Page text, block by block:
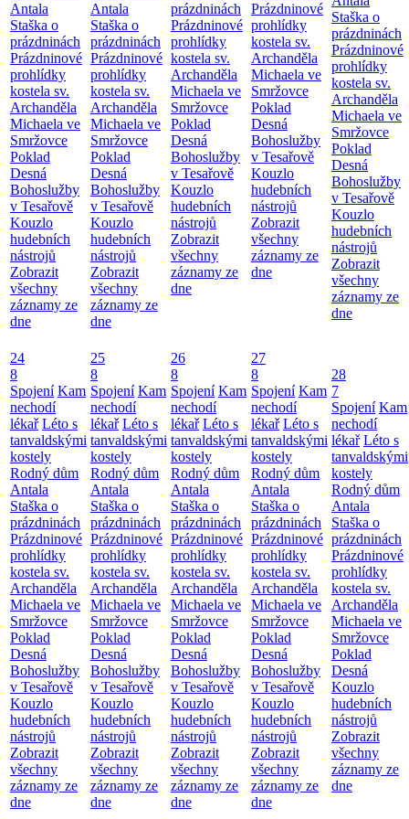
Antala
Staška o
prázdninách
Prázdninové
prohlídky
kostela sv.
Archanděla
Michaela ve
Smržovce
Poklad
Desná
Bohoslužby
v Tesařově
Kouzlo
hudebních
nástrojů
Zobrazit
všechny
záznamy ze
dne
Antala
Staška o
prázdninách
Prázdninové
prohlídky
kostela sv.
Archanděla
Michaela ve
Smržovce
Poklad
Desná
Bohoslužby
v Tesařově
Kouzlo
hudebních
nástrojů
Zobrazit
všechny
záznamy ze
dne
prázdninách
Prázdninové
prohlídky
kostela sv.
Archanděla
Michaela ve
Smržovce
Poklad
Desná
Bohoslužby
v Tesařově
Kouzlo
hudebních
nástrojů
Zobrazit
všechny
záznamy ze
dne
Prázdninové
prohlídky
kostela sv.
Archanděla
Michaela ve
Smržovce
Poklad
Desná
Bohoslužby
v Tesařově
Kouzlo
hudebních
nástrojů
Zobrazit
všechny
záznamy ze
dne
Staška o
prázdninách
Prázdninové
prohlídky
kostela sv.
Archanděla
Michaela ve
Smržovce
Poklad
Desná
Bohoslužby
v Tesařově
Kouzlo
hudebních
nástrojů
Zobrazit
všechny
záznamy ze
dne
24
8
Spojení Kam
nechodí
lékař Léto s
tanvaldskými
kostely
Rodný dům
Antala
Staška o
prázdninách
Prázdninové
prohlídky
kostela sv.
Archanděla
Michaela ve
Smržovce
Poklad
Desná
Bohoslužby
v Tesařově
Kouzlo
hudebních
nástrojů
Zobrazit
všechny
záznamy ze
dne
25
8
Spojení Kam
nechodí
lékař Léto s
tanvaldskými
kostely
Rodný dům
Antala
Staška o
prázdninách
Prázdninové
prohlídky
kostela sv.
Archanděla
Michaela ve
Smržovce
Poklad
Desná
Bohoslužby
v Tesařově
Kouzlo
hudebních
nástrojů
Zobrazit
všechny
záznamy ze
dne
26
8
Spojení Kam
nechodí
lékař Léto s
tanvaldskými
kostely
Rodný dům
Antala
Staška o
prázdninách
Prázdninové
prohlídky
kostela sv.
Archanděla
Michaela ve
Smržovce
Poklad
Desná
Bohoslužby
v Tesařově
Kouzlo
hudebních
nástrojů
Zobrazit
všechny
záznamy ze
dne
27
8
Spojení Kam
nechodí
lékař Léto s
tanvaldskými
kostely
Rodný dům
Antala
Staška o
prázdninách
Prázdninové
prohlídky
kostela sv.
Archanděla
Michaela ve
Smržovce
Poklad
Desná
Bohoslužby
v Tesařově
Kouzlo
hudebních
nástrojů
Zobrazit
všechny
záznamy ze
dne
28
7
Spojení Kam
nechodí
lékař Léto s
tanvaldskými
kostely
Rodný dům
Antala
Staška o
prázdninách
Prázdninové
prohlídky
kostela sv.
Archanděla
Michaela ve
Smržovce
Poklad
Desná
Kouzlo
hudebních
nástrojů
Zobrazit
všechny
záznamy ze
dne